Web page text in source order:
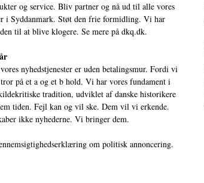
og service. Bliv partner og nå ud til alle vores
i Syddanmark. Støt den frie formidling. Vi har
til at blive klogere. Se mere på dkq.dk.
nyhedstjenester er uden betalingsmur. Fordi vi
på et a og et b hold. Vi har vores fundament i
tradition, udviklet af danske historikere
tiden. Fejl kan og vil ske. Dem vil vi erkende.
ikke nyhederne. Vi bringer dem.
om politisk annoncering.